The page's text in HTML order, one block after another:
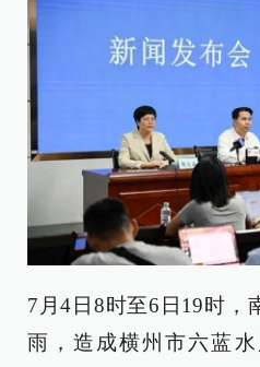
7月4日8时至6日19时，
雨，造成横州市六蓝